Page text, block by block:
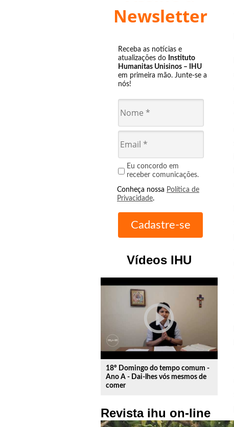
Newsletter
Receba as notícias e
atualizações do Instituto
Humanitas Unisinos – IHU
em primeira mão. Junte-se a
nós!
Eu concordo em
receber comunicações.
Conheça nossa Política de
Privacidade.
Vídeos IHU
play_circle_outline
18º Domingo do tempo comum -
Ano A - Dai-lhes vós mesmos de
comer
Revista ihu on-line